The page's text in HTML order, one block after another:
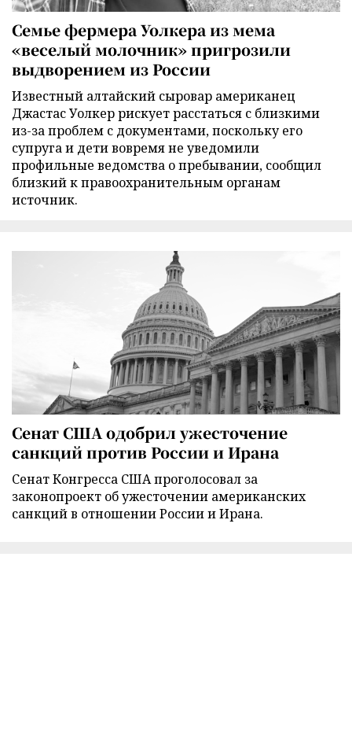
Семье фермера Уолкера из мема
«веселый молочник» пригрозили
выдворением из России
Известный алтайский сыровар американец
Джастас Уолкер рискует расстаться с близкими
из-за проблем с документами, поскольку его
супруга и дети вовремя не уведомили
профильные ведомства о пребывании, сообщил
близкий к правоохранительным органам
источник.
Сенат США одобрил ужесточение
санкций против России и Ирана
Сенат Конгресса США проголосовал за
законопроект об ужесточении американских
санкций в отношении России и Ирана.